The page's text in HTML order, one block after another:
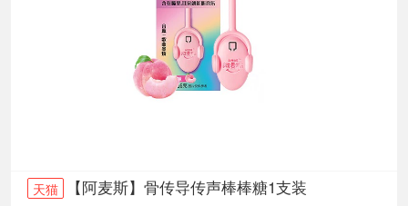
天猫 【阿麦斯】骨传导传声棒棒糖1支装